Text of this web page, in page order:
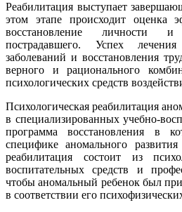
Реабилитация выступает
этом этапе происходит оценка
восстановление личности и
пострадавшего. Успех
заболеваний и восстановления
верного и рационального
психологических средств
Психологическая реабилитация
в специализированных учебно-
программа восстановления в
специфике аномального
реабилитация состоит из
воспитательных средств и
чтобы аномальный ребенок был
в соответствии его